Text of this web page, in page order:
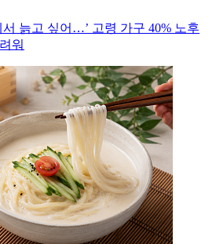
서 늙고 싶어…’ 고령 가구 40% 노후
워